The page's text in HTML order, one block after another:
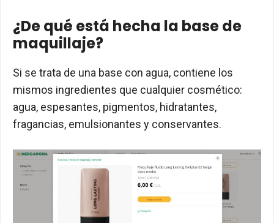
¿De qué está hecha la base de
maquillaje?
Si se trata de una base con agua, contiene los
mismos ingredientes que cualquier cosmético:
agua, espesantes, pigmentos, hidratantes,
fragancias, emulsionantes y conservantes.